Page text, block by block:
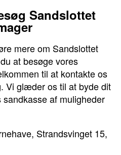
Sandslottet
mere om Sandslottet
at besøge vores
til at kontakte os
Vi glæder os til at byde dit
af muligheder
Strandsvinget 15,